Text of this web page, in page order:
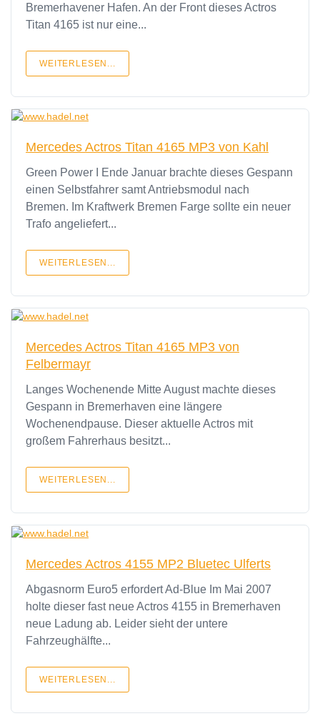
Bremerhavener Hafen. An der Front dieses Actros
Titan 4165 ist nur eine...
WEITERLESEN...
Mercedes Actros Titan 4165 MP3 von Kahl
Green Power I Ende Januar brachte dieses Gespann
einen Selbstfahrer samt Antriebsmodul nach
Bremen. Im Kraftwerk Bremen Farge sollte ein neuer
Trafo angeliefert...
WEITERLESEN...
Mercedes Actros Titan 4165 MP3 von
Felbermayr
Langes Wochenende Mitte August machte dieses
Gespann in Bremerhaven eine längere
Wochenendpause. Dieser aktuelle Actros mit
großem Fahrerhaus besitzt...
WEITERLESEN...
Mercedes Actros 4155 MP2 Bluetec Ulferts
Abgasnorm Euro5 erfordert Ad-Blue Im Mai 2007
holte dieser fast neue Actros 4155 in Bremerhaven
neue Ladung ab. Leider sieht der untere
Fahrzeughälfte...
WEITERLESEN...